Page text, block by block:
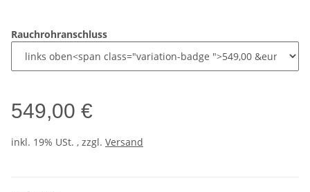
Rauchrohranschluss
549,00 €
inkl. 19% USt. , zzgl. Versand